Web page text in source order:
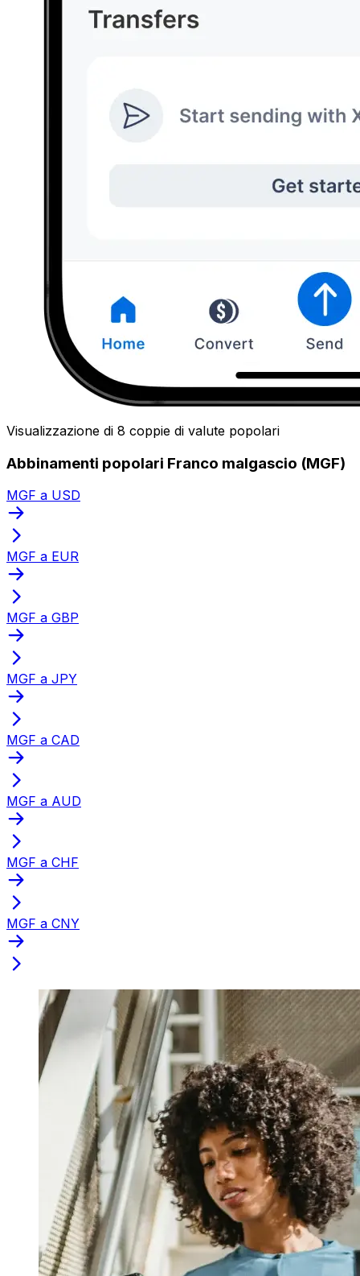
Visualizzazione di 8 coppie di valute popolari
Abbinamenti popolari Franco malgascio (MGF)
MGF a USD
MGF a EUR
MGF a GBP
MGF a JPY
MGF a CAD
MGF a AUD
MGF a CHF
MGF a CNY